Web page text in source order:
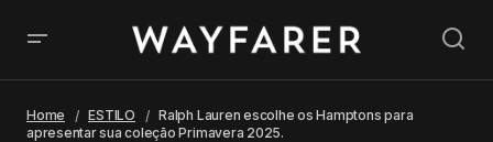
Home ESTILO
Ralph Lauren escolhe os Hamptons para
apresentar sua coleção Primavera 2025.